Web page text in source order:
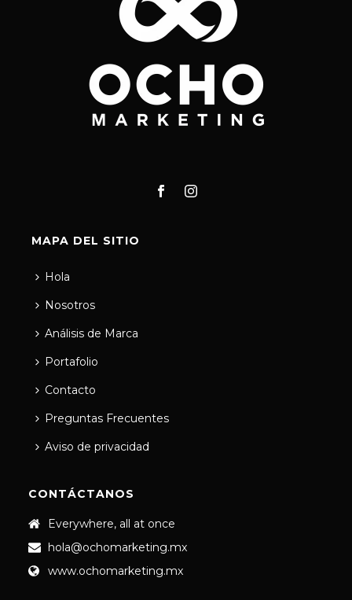
MAPA DEL SITIO
Hola
Nosotros
Análisis de Marca
Portafolio
Contacto
Preguntas Frecuentes
Aviso de privacidad
CONTÁCTANOS
Everywhere, all at once
hola@ochomarketing.mx
www.ochomarketing.mx